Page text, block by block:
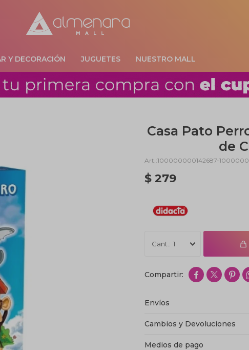
Y DECORACIÓN JUGUETES NUESTRO MALL
Casa Pato
de
100000000142687-
$ 279
1
  
Envíos
Cambios y Devoluciones
Medios de pago